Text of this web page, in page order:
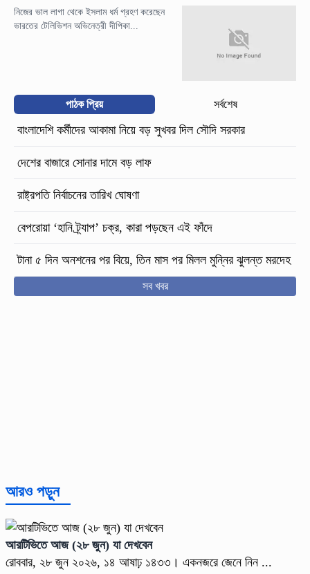
নিজের ভাল লাগা থেকে ইসলাম ধর্ম গ্রহণ করেছেন
ভারতের টেলিভিশন অভিনেত্রী দীপিকা...
পাঠক প্রিয় সর্বশেষ
বাংলাদেশি কর্মীদের আকামা নিয়ে বড় সুখবর দিল সৌদি সরকার
দেশের বাজারে সোনার দামে বড় লাফ
রাষ্ট্রপতি নির্বাচনের তারিখ ঘোষণা
বেপরোয়া ‘হানি ট্র্যাপ’ চক্র, কারা পড়ছেন এই ফাঁদে
টানা ৫ দিন অনশনের পর বিয়ে, তিন মাস পর মিলল মুন্নির ঝুলন্ত মরদেহ
সব খবর
আরও পড়ুন
আরটিভিতে আজ (২৮ জুন) যা দেখবেন
রোববার, ২৮ জুন ২০২৬, ১৪ আষাঢ় ১৪৩৩। একনজরে জেনে নিন ...